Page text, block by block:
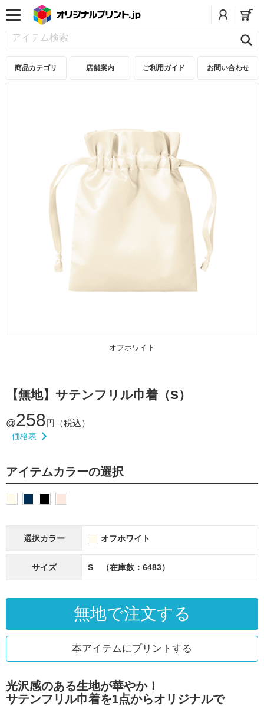
商品カテゴリ 店舗案内 ご利用ガイド お問い合わせ
オフホワイト
【無地】サテンフリル巾着（S）
@258円（税込）
価格表
アイテムカラーの選択
選択カラー オフホワイト
サイズ S （在庫数：6483）
無地で注文する
本アイテムにプリントする
光沢感のある生地が華やか！
サテンフリル巾着を1点からオリジナルで